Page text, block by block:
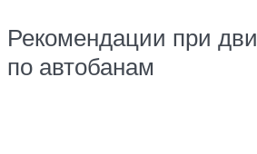
Рекомендации при
по автобанам